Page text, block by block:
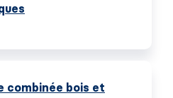
combinée bois et